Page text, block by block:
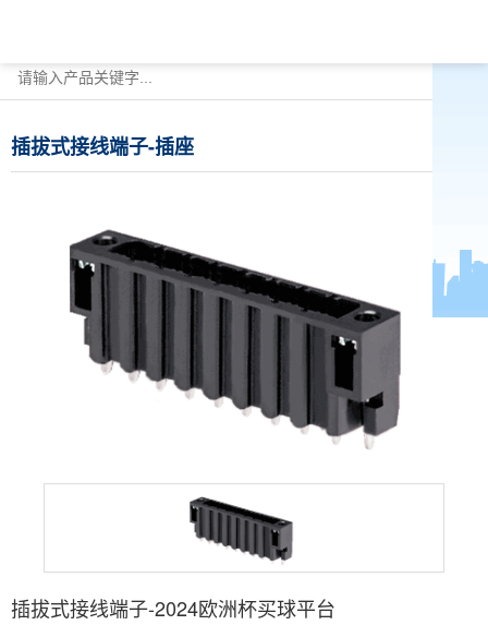
插拔式接线端子-插座
插拔式接线端子-2024欧洲杯买球平台